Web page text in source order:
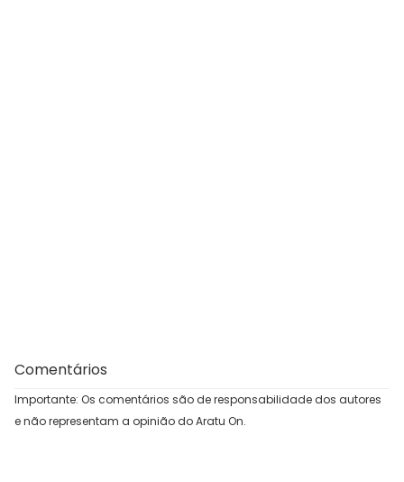
Comentários
Importante: Os comentários são de responsabilidade dos autores
e não representam a opinião do Aratu On.